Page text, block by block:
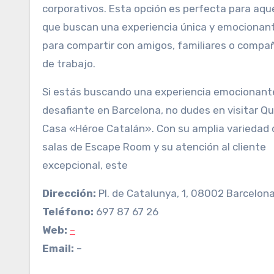
corporativos. Esta opción es perfecta para
que buscan una experiencia única y
para compartir con amigos, familiares o
de trabajo.
Si estás buscando una experiencia
desafiante en Barcelona, no dudes en visitar
Casa «Héroe Catalán». Con su amplia variedad
salas de Escape Room y su atención al cliente
excepcional, este
Dirección: Pl. de Catalunya, 1, 08002 Barcelona
Teléfono: 697 87 67 26
Web: –
Email: –